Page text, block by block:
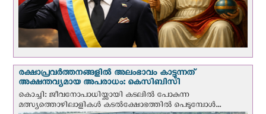
രക്ഷാപ്രവര്‍ത്തനങ്ങളില്‍ അലംഭാവം കാട്ടുന്നത്
അക്ഷന്തവ്യമായ അപരാധം: കെസിബിസി
കൊച്ചി: ജീവനോപാധിയ്ക്കായി കടലില്‍ പോകുന്ന
മത്സ്യത്തൊഴിലാളികള്‍ കടല്‍ക്ഷോഭത്തില്‍ പെടുമ്പോള്‍...